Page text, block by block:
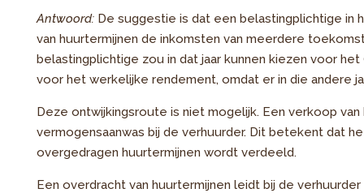
Antwoord:De suggestie is dat een belastingplichtige in
van huurtermijnen de inkomsten van meerdere
belastingplichtige zou in dat jaar kunnen kiezen voor
voor het werkelijke rendement, omdat er in die andere
Deze ontwijkingsroute is niet mogelijk. Een verkoop
vermogensaanwas bij de verhuurder. Dit betekent dat
overgedragen huurtermijnen wordt verdeeld.
Een overdracht van huurtermijnen leidt bij de